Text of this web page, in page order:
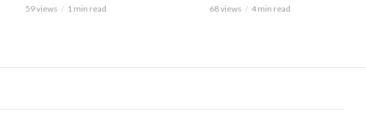
59 views 1 min read 68 views 4 min read